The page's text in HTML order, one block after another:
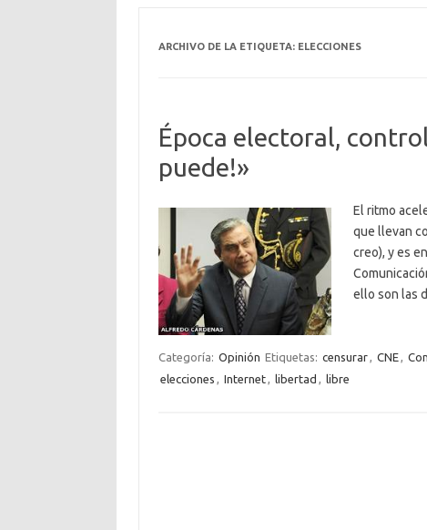
ARCHIVO DE LA ETIQUETA: ELECCIONES
Época electoral,
puede!»
El ritmo
que llevan
creo), y es
ello son las
Categoría: Opinión Etiquetas: censurar, CNE,
elecciones , Internet, libertad , libre